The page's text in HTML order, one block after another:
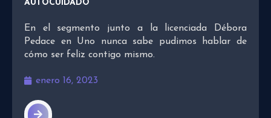
AUTOCUIDADO
En el segmento junto a la licenciada Débora
Pedace en Uno nunca sabe pudimos hablar de
cómo ser feliz contigo mismo.
enero 16, 2023